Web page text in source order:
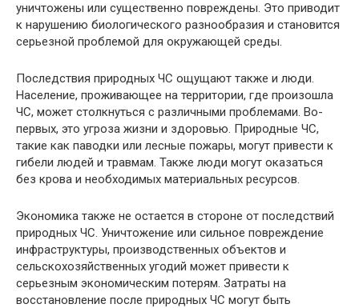
уничтожены или существенно повреждены. Это приводит
к нарушению биологического разнообразия и становится
серьезной проблемой для окружающей среды.
Последствия природных ЧС ощущают также и люди.
Население, проживающее на территории, где произошла
ЧС, может столкнуться с различными проблемами. Во-
первых, это угроза жизни и здоровью. Природные ЧС,
такие как паводки или лесные пожары, могут привести к
гибели людей и травмам. Также люди могут оказаться
без крова и необходимых материальных ресурсов.
Экономика также не остается в стороне от последствий
природных ЧС. Уничтожение или сильное повреждение
инфраструктуры, производственных объектов и
сельскохозяйственных угодий может привести к
серьезным экономическим потерям. Затраты на
восстановление после природных ЧС могут быть